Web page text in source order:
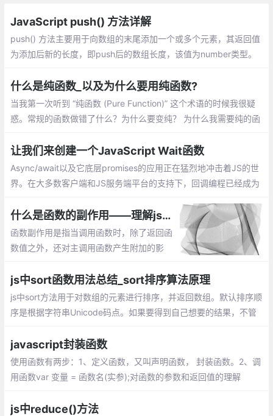
JavaScript push() 方法详解
push() 方法主要用于向数组的末尾添加一个或多个元素，其返回值
为添加后新的长度，即push后的数组长度，该值为number类型。
上、在对象使用push
什么是纯函数_以及为什么要用纯函数?
当我第一次听到 “纯函数 (Pure Function)” 这个术语的时候我很疑
惑。常规的函数做错了什么？为什么要变纯？ 为什么我需要纯的函
让我们来创建一个JavaScript Wait函数
Async/await以及它底层promises的应用正在猛烈地冲击着JS的世
界。在大多数客户端和JS服务端平台的支持下，回调编程已经成为
什么是函数的副作用——理解js编程中函数的副作用
函数副作用是指当调用函数时，除了返回函
数值之外，还对主调用函数产生附加的影
值，而且还做了其他的事情
js中sort函数用法总结_sort排序算法原理
js中sort方法用于对数组的元素进行排序，并返回数组。默认排序顺
序是根据字符串Unicode码点。如果要得到自己想要的结果，不管
小，然后返回一个用于说明这两个值的相对顺序的数字
javascript封装函数
使用函数有两步：1、定义函数，又叫声明函数， 封装函数。2、调
用函数var 变量 = 函数名(实参);对函数的参数和返回值的理解
js中reduce()方法